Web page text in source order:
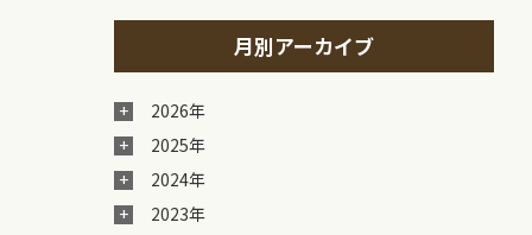
月別アーカイブ
2026年
2025年
2024年
2023年